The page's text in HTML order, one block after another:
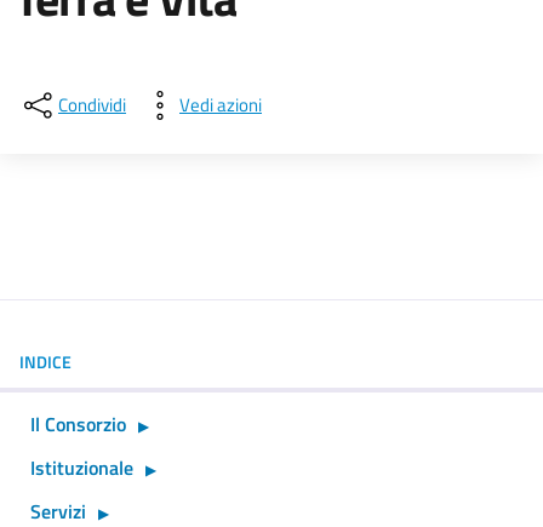
Condividi Vedi azioni
INDICE
Il Consorzio
Istituzionale
Servizi